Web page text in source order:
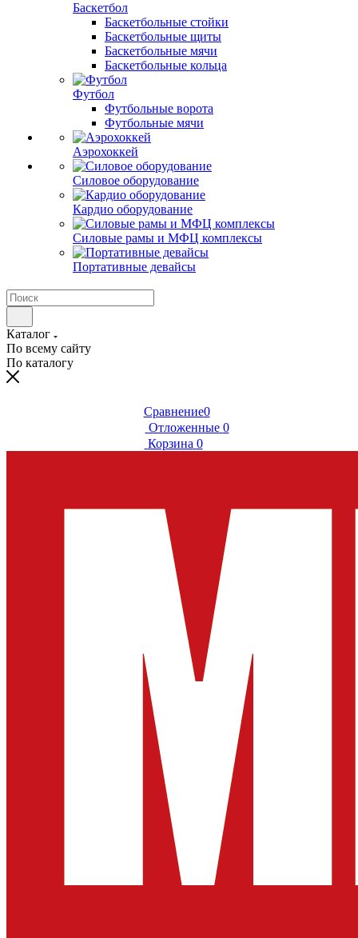
Баскетбол
Баскетбольные стойки
Баскетбольные щиты
Баскетбольные мячи
Баскетбольные кольца
Футбол
Футбольные ворота
Футбольные мячи
Аэрохоккей
Силовое оборудование
Кардио оборудование
Силовые рамы и МФЦ комплексы
Портативные девайсы
Каталог
По всему сайту
По каталогу
Сравнение0
Отложенные 0
Корзина 0